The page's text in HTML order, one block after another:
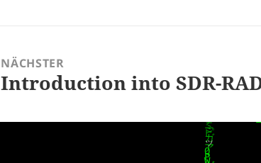
NÄCHSTER
Nächster
Introduction into SDR-